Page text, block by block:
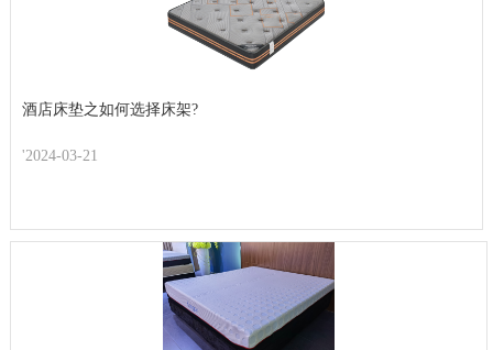
酒店床垫之如何选择床架?
'2024-03-21